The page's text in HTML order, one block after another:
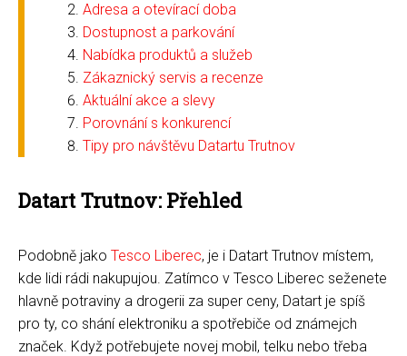
Adresa a otevírací doba
Dostupnost a parkování
Nabídka produktů a služeb
Zákaznický servis a recenze
Aktuální akce a slevy
Porovnání s konkurencí
Tipy pro návštěvu Datartu Trutnov
Datart Trutnov: Přehled
Podobně jako Tesco Liberec, je i Datart Trutnov místem,
kde lidi rádi nakupujou. Zatímco v Tesco Liberec seženete
hlavně potraviny a drogerii za super ceny, Datart je spíš
pro ty, co shání elektroniku a spotřebiče od známejch
značek. Když potřebujete novej mobil, telku nebo třeba